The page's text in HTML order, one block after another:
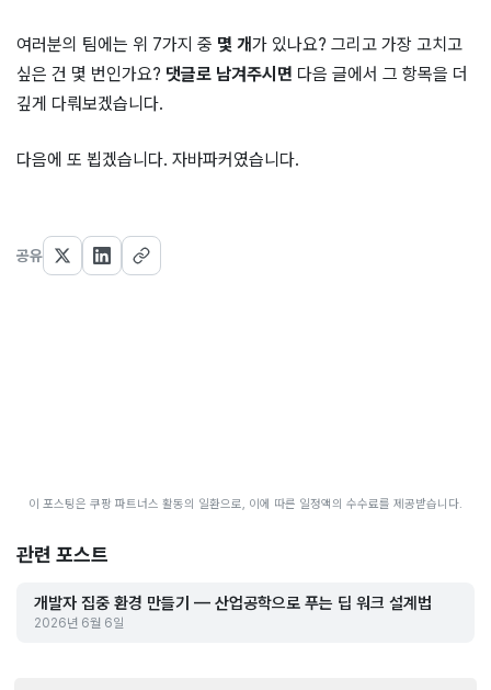
여러분의 팀에는 위 7가지 중 몇 개가 있나요? 그리고 가장 고치고
싶은 건 몇 번인가요? 댓글로 남겨주시면 다음 글에서 그 항목을 더
깊게 다뤄보겠습니다.
다음에 또 뵙겠습니다. 자바파커였습니다.
공유
이 포스팅은 쿠팡 파트너스 활동의 일환으로, 이에 따른 일정액의 수수료를 제공받습니다.
관련 포스트
개발자 집중 환경 만들기 — 산업공학으로 푸는 딥 워크 설계법
2026년 6월 6일